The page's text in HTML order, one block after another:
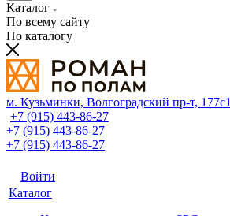
Каталог
По всему сайту
По каталогу
м. Кузьминки, Волгоградский пр‑т, 177с1
+7 (915) 443-86-27
+7 (915) 443-86-27
+7 (915) 443-86-27
Войти
Каталог